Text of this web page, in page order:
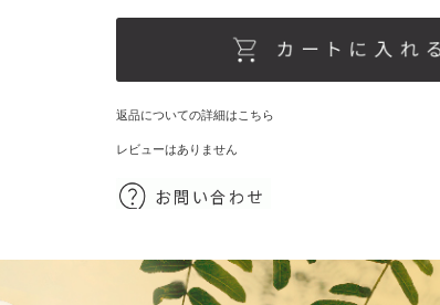
み
清涼感がほしい
返品についての詳細はこちら
レビューはありません